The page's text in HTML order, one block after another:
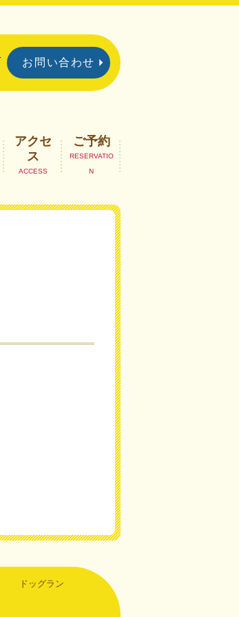
お問い合わせ
アクセ
ス
ご予約
ドッグラン